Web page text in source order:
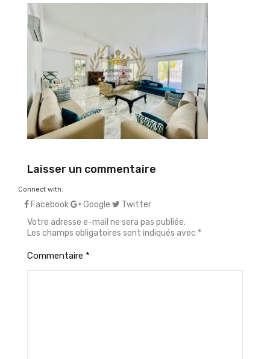
Laisser un commentaire
Connect with:
Facebook Google
Twitter
Votre adresse e-mail ne sera pas publiée.
Les champs obligatoires sont indiqués avec *
Commentaire *